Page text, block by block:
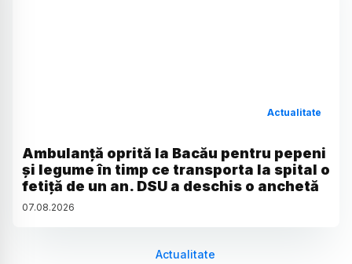
Actualitate
Ambulanță oprită la Bacău pentru pepeni
și legume în timp ce transporta la spital o
fetiță de un an. DSU a deschis o anchetă
07.08.2026
Actualitate